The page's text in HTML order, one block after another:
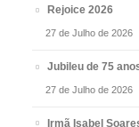
Rejoice 2026
27 de Julho de 2026
Jubileu de 75
27 de Julho de 2026
Irmã Isabel